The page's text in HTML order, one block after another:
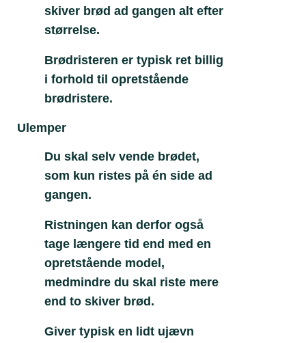
skiver brød ad gangen alt efter
størrelse.
Brødristeren er typisk ret billig
i forhold til opretstående
brødristere.
Ulemper
Du skal selv vende brødet,
som kun ristes på én side ad
gangen.
Ristningen kan derfor også
tage længere tid end med en
opretstående model,
medmindre du skal riste mere
end to skiver brød.
Giver typisk en lidt ujævn